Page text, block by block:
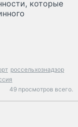
которые
россельхознадзор
49 просмотров всего.